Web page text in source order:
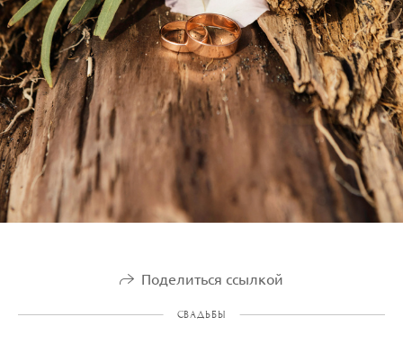
Поделиться ссылкой
СВАДЬБЫ